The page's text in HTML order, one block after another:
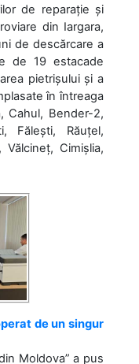
de reparație și
din Iargara,
de descărcare a
de 19 estacade
pietrișului și a
în întreaga
Cahul, Bender-2,
Fălești, Răuțel,
Cimișlia,
de un singur
Moldova” a pus